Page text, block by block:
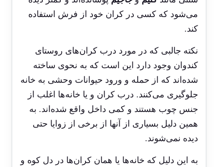
می‌شود که کسی در کران خود از فرش استفاده
کند.
نکته جالبی که در مورد درب کران‌های روستای
کندوان وجود دارد این است که به نحوی ساخته
شده‌اند که از حمله و ورود حیوانات وحشی به خانه
جلوگیری می‌کنند. درب‌ کران و یا خانه‌ها اغلب از
جنس چوب هستند و کمی داخل واقع شده‎‌اند. به
همین دلیل بسیاری از آنها از برخی از زوایا حتی
دیده نمی‌شوند.
به این دلیل که خانه‌ها یا همان کران‌ها در دل کوه و